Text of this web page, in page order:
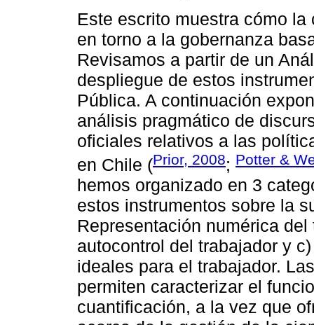
Este escrito muestra cómo
en torno a la gobernanza
Revisamos a partir de un
despliegue de estos
Pública. A continuación
análisis pragmático de
oficiales relativos a las
en Chile (Prior, 2008; Potter &
hemos organizado en 3
estos instrumentos sobre la
Representación numérica
autocontrol del trabajador y
ideales para el trabajador.
permiten caracterizar el
cuantificación, a la vez que